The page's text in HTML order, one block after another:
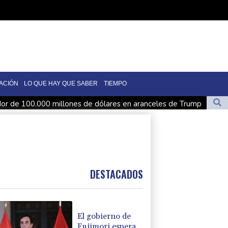
LO QUE HAY QUE SABER TIEMPO
de 100.000 millones de dólares en aranceles de Trump
aguacate por una alerta de violencia en México
DESTACADOS
El gobierno de